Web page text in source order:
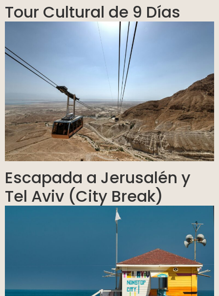
Tour Cultural de 9 Días
Escapada a Jerusalén y
Tel Aviv (City Break)